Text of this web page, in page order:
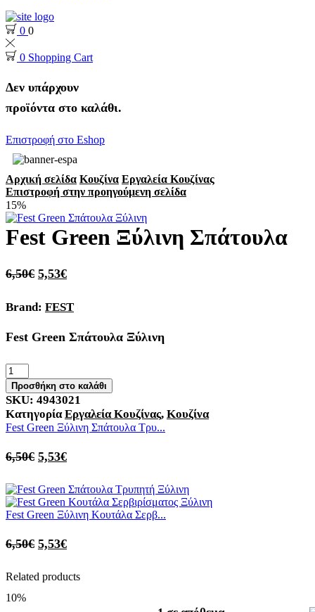
0 0
0 Shopping Cart
Δεν υπάρχουν
προϊόντα στο καλάθι.
Επιστροφή στο Eshop
Αρχική σελίδα Κουζίνα Εργαλεία Κουζίνας
Επιστροφή στην προηγούμενη σελίδα
15%
Fest Green Ξύλινη Σπάτουλα
6,50€ 5,53€
Brand: FEST
Fest Green Σπάτουλα Ξύλινη
Προσθήκη στο καλάθι
SKU: 4943021
ΚατηγορίαΕργαλεία Κουζίνας, Κουζίνα
Fest Green Ξύλινη Σπάτουλα Τρυ...
6,50€ 5,53€
Fest Green Ξύλινη Κουτάλα Σερβ...
6,50€ 5,53€
Related products
10%